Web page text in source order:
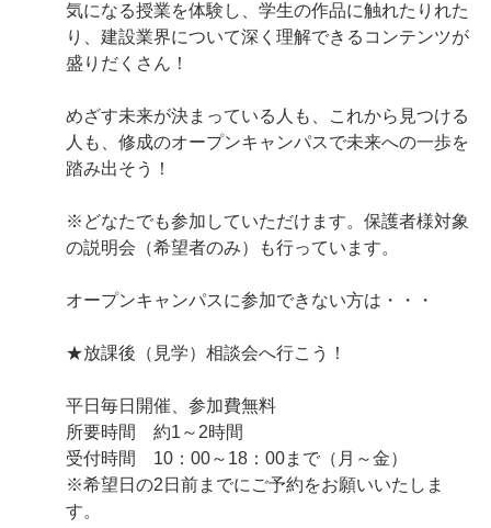
気になる授業を体験し、学生の作品に触れたりれた
り、建設業界について深く理解できるコンテンツが
盛りだくさん！
めざす未来が決まっている人も、これから見つける
人も、修成のオープンキャンパスで未来への一歩を
踏み出そう！
※どなたでも参加していただけます。保護者様対象
の説明会（希望者のみ）も行っています。
オープンキャンパスに参加できない方は・・・
★放課後（見学）相談会へ行こう！
平日毎日開催、参加費無料
所要時間 約1～2時間
受付時間 10：00～18：00まで（月～金）
※希望日の2日前までにご予約をお願いいたしま
す。